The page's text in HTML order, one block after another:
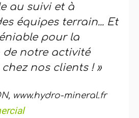
au suivi et à
équipes terrain... Et
pour la
notre activité
nos clients ! »
www.hydro-mineral.fr